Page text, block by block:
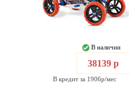
В наличии
38139 р
В кредит за 1906р/мес